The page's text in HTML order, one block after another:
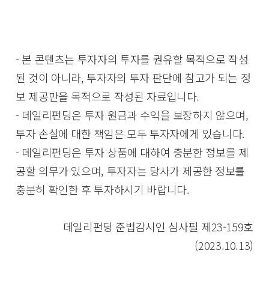
- 본 콘텐츠는 투자자의 투자를 권유할 목적으로 작성
된 것이 아니라, 투자자의 투자 판단에 참고가 되는 정
보 제공만을 목적으로 작성된 자료입니다.
- 데일리펀딩은 투자 원금과 수익을 보장하지 않으며,
투자 손실에 대한 책임은 모두 투자자에게 있습니다.
- 데일리펀딩은 투자 상품에 대하여 충분한 정보를 제
공할 의무가 있으며, 투자자는 당사가 제공한 정보를
충분히 확인한 후 투자하시기 바랍니다.
데일리펀딩 준법감시인 심사필 제23-159호
(2023.10.13)